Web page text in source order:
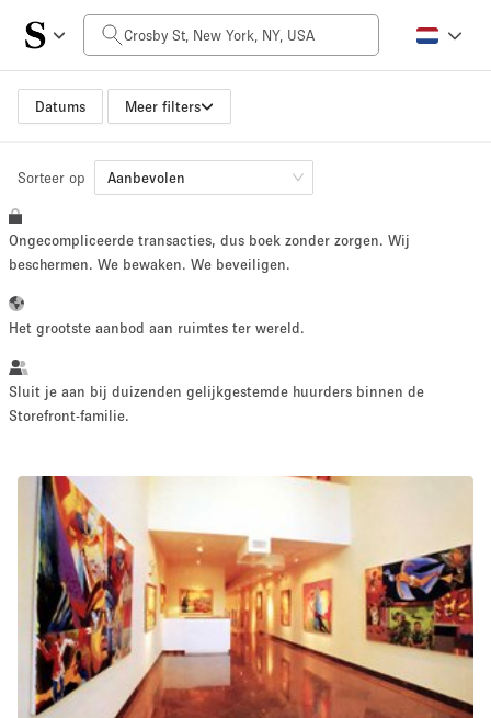
Datums Meer filters
Prijs per dag
$0
Grootte ruimte
100 sq ft 5000+ sq ft
~ 13 mensen
Een
fotoshoot
maken
Conferentie Vergadering Kantoor
Winkel
delen
Type ruimte
Sorteer op Aanbevolen
Ongecompliceerde transacties, dus boek zonder zorgen. Wij
beschermen. We bewaken. We beveiligen.
Het grootste aanbod aan ruimtes ter wereld.
Sluit je aan bij duizenden gelijkgestemde huurders binnen de
Storefront-familie.